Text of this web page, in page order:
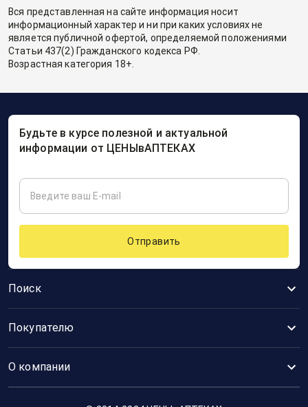
Вся представленная на сайте информация носит
информационный характер и ни при каких условиях не
является публичной офертой, определяемой положениями
Статьи 437(2) Гражданского кодекса РФ.
Возрастная категория 18+.
Поиск
Покупателю
О компании
Будьте в курсе полезной и актуальной
информации от ЦЕНЫвАПТЕКАХ
Отправить